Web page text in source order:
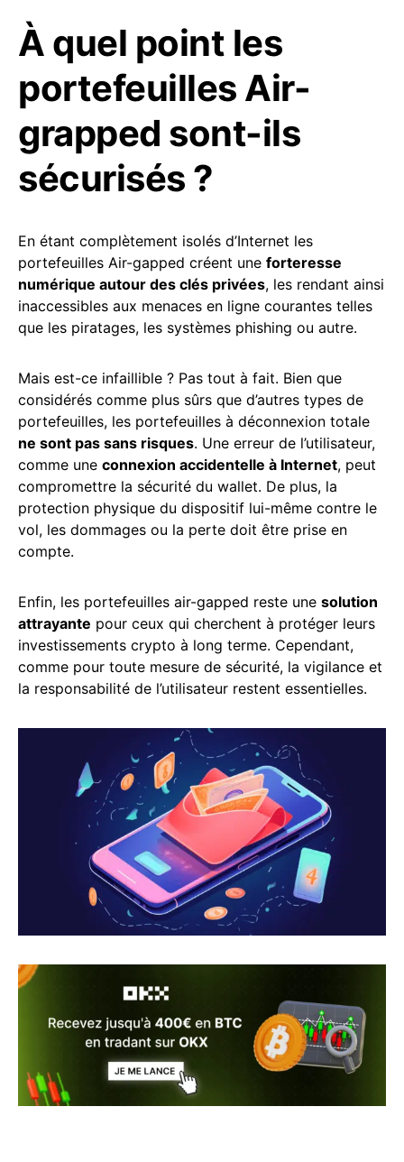
À quel point les
portefeuilles Air-
grapped sont-ils
sécurisés ?
En étant complètement isolés d’Internet les
portefeuilles Air-gapped créent une forteresse
numérique autour des clés privées, les rendant ainsi
inaccessibles aux menaces en ligne courantes telles
que les piratages, les systèmes phishing ou autre.
Mais est-ce infaillible ? Pas tout à fait. Bien que
considérés comme plus sûrs que d’autres types de
portefeuilles, les portefeuilles à déconnexion totale
ne sont pas sans risques. Une erreur de l’utilisateur,
comme une connexion accidentelle à Internet, peut
compromettre la sécurité du wallet. De plus, la
protection physique du dispositif lui-même contre le
vol, les dommages ou la perte doit être prise en
compte.
Enfin, les portefeuilles air-gapped reste une solution
attrayante pour ceux qui cherchent à protéger leurs
investissements crypto à long terme. Cependant,
comme pour toute mesure de sécurité, la vigilance et
la responsabilité de l’utilisateur restent essentielles.